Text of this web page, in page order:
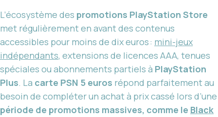
L’écosystème des promotions PlayStation Store
met régulièrement en avant des contenus
accessibles pour moins de dix euros : mini-jeux
indépendants, extensions de licences AAA, tenues
spéciales ou abonnements partiels à PlayStation
Plus. La carte PSN 5 euros répond parfaitement au
besoin de compléter un achat à prix cassé lors d’une
période de promotions massives, comme le Black